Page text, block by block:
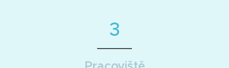
3